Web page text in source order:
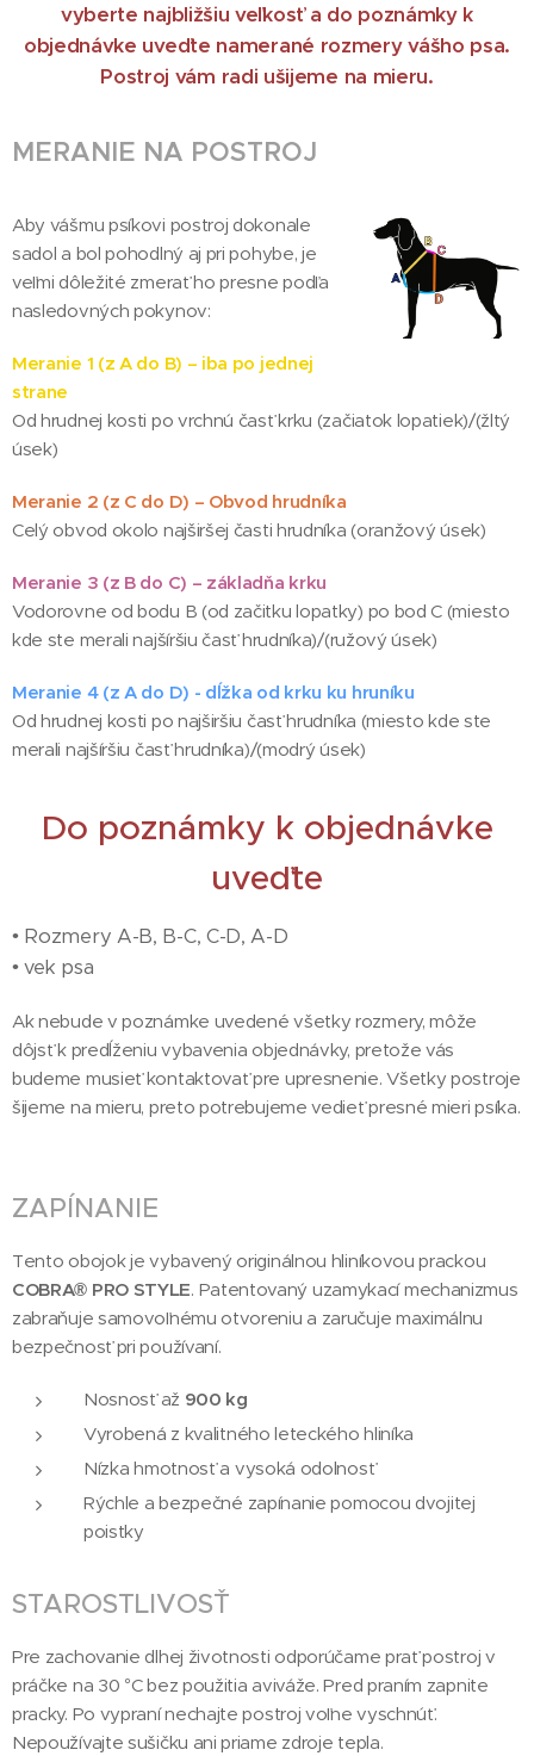
vyberte najbližšiu veľkosť a do poznámky k
objednávke uveďte namerané rozmery vášho psa.
Postroj vám radi ušijeme na mieru.
MERANIE NA POSTROJ
Aby vášmu psíkovi postroj dokonale
sadol a bol pohodlný aj pri pohybe, je
veľmi dôležité zmerať ho presne podľa
nasledovných pokynov:
Meranie 1 (z A do B) – iba po jednej
strane
Od hrudnej kosti po vrchnú časť krku (začiatok lopatiek)/(žltý
úsek)
Meranie 2 (z C do D) – Obvod hrudníka
Celý obvod okolo najširšej časti hrudníka (oranžový úsek)
Meranie 3 (z B do C) – základňa krku
Vodorovne od bodu B (od začitku lopatky) po bod C (miesto
kde ste merali najšíršiu časť hrudníka)/(ružový úsek)
Meranie 4 (z A do D) - dĺžka od krku ku hruníku
Od hrudnej kosti po najširšiu časť hrudníka (miesto kde ste
merali najšíršiu časť hrudníka)/(modrý úsek)
Do poznámky k objednávke
uveďte
• Rozmery A-B, B-C, C-D, A-D
• vek psa
Ak nebude v poznámke uvedené všetky rozmery, môže
dôjsť k predĺženiu vybavenia objednávky, pretože vás
budeme musieť kontaktovať pre upresnenie. Všetky postroje
šijeme na mieru, preto potrebujeme vedieť presné mieri psíka.
ZAPÍNANIE
Tento obojok je vybavený originálnou hliníkovou prackou
COBRA® PRO STYLE. Patentovaný uzamykací mechanizmus
zabraňuje samovoľnému otvoreniu a zaručuje maximálnu
bezpečnosť pri používaní.
Nosnosť až 900 kg
Vyrobená z kvalitného leteckého hliníka
Nízka hmotnosť a vysoká odolnosť
Rýchle a bezpečné zapínanie pomocou dvojitej
poistky
STAROSTLIVOSŤ
Pre zachovanie dlhej životnosti odporúčame prať postroj v
práčke na 30 °C bez použitia aviváže. Pred praním zapnite
pracky. Po vypraní nechajte postroj voľne vyschnúť.
Nepoužívajte sušičku ani priame zdroje tepla.